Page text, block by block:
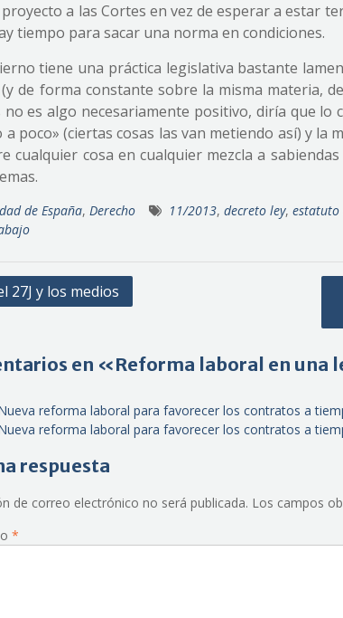
a las Cortes en vez de esperar a estar
tiempo para sacar una norma en condiciones.
tiene una práctica legislativa bastante
de forma constante sobre la misma materia,
no es algo necesariamente positivo, diría que
a poco» (ciertas cosas las van metiendo así) y
cualquier cosa en cualquier mezcla a
de España, Derecho 11/2013, decreto ley, estatuto
27J y los medios
en «Reforma laboral en
reforma laboral para favorecer los contratos a
reforma laboral para favorecer los contratos a
respuesta
de correo electrónico no será publicada. Los campos
*